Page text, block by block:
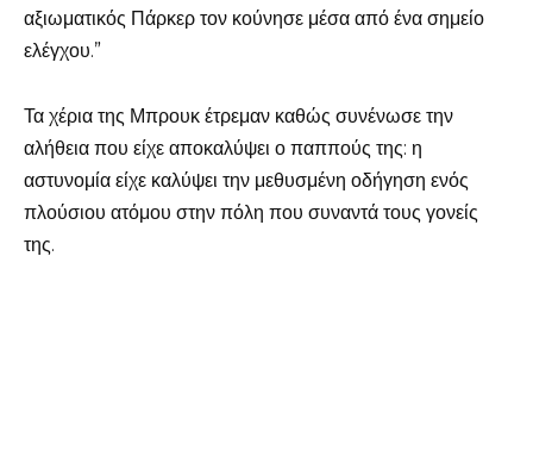
αξιωματικός Πάρκερ τον κούνησε μέσα από ένα σημείο
ελέγχου.”
Τα χέρια της Μπρουκ έτρεμαν καθώς συνένωσε την
αλήθεια που είχε αποκαλύψει ο παππούς της: η
αστυνομία είχε καλύψει την μεθυσμένη οδήγηση ενός
πλούσιου ατόμου στην πόλη που συναντά τους γονείς
της.